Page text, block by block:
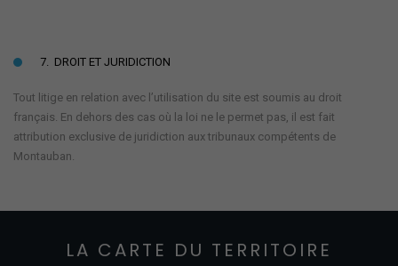
7. DROIT ET JURIDICTION
Tout litige en relation avec l’utilisation du site est soumis au droit
français. En dehors des cas où la loi ne le permet pas, il est fait
attribution exclusive de juridiction aux tribunaux compétents de
Montauban.
LA CARTE DU TERRITOIRE